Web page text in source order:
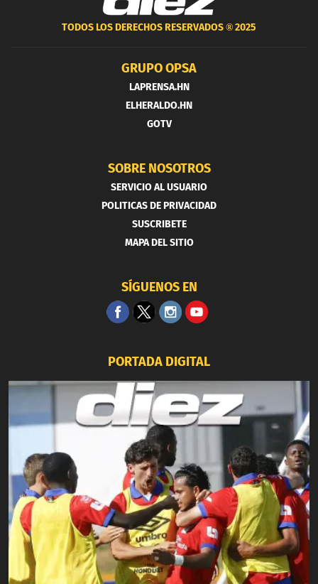
TODOS LOS DERECHOS RESERVADOS ®2025
GRUPO OPSA
LAPRENSA.HN
ELHERALDO.HN
GOTV
SOBRE NOSOTROS
SERVICIO AL USUARIO
POLITICAS DE PRIVACIDAD
SUSCRIBETE
MAPA DEL SITIO
SÍGUENOS EN
PORTADA DIGITAL